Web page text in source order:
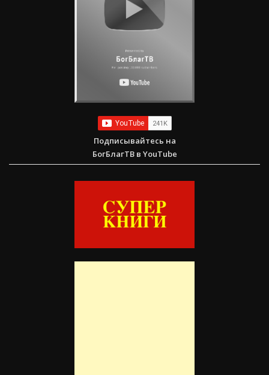
Подписывайтесь на
БогБлагТВ в YouTube